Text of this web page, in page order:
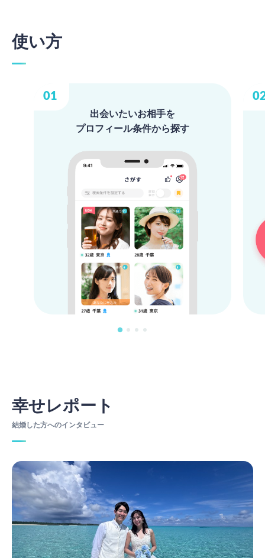
使い方
出会いたいお相手を
プロフィール条件から探す
幸せレポート
結婚した方へのインタビュー